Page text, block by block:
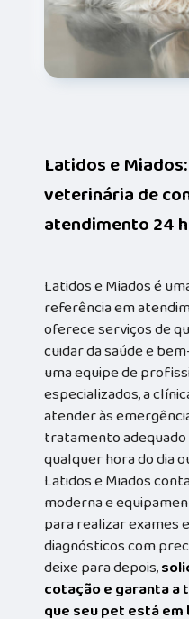
Latidos e
veterinária de
atendimento 24
Latidos e Miados é
referência em
oferece serviços de
cuidar da saúde e
uma equipe de
especializados, a
atender às
tratamento adequado
qualquer hora do dia
Latidos e Miados
moderna e
para realizar exames
diagnósticos com
deixe para depois,
cotação e garanta a
que seu pet está em